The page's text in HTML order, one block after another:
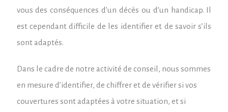
vous des conséquences d’un décès ou d’un handicap. Il
est cependant difficile de les identifier et de savoir s’ils
sont adaptés.
Dans le cadre de notre activité de conseil, nous sommes
en mesure d’identifier, de chiffrer et de vérifier si vos
couvertures sont adaptées à votre situation, et si